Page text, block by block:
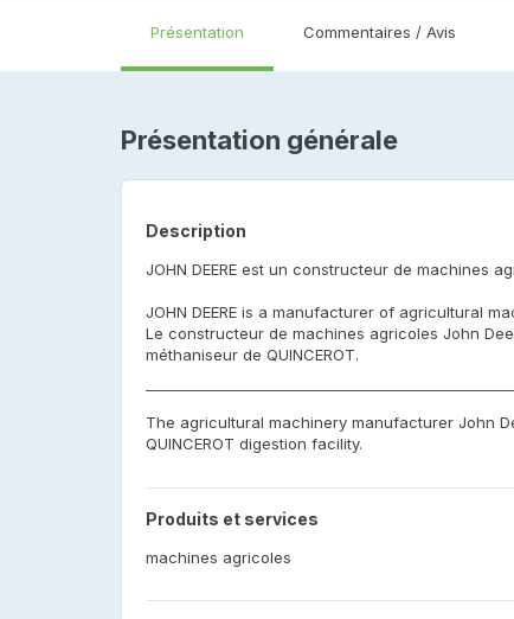
Présentation Commentaires / Avis
Présentation générale
Description
JOHN DEERE est un constructeur de machines
JOHN DEERE is a manufacturer of agricultural
Le constructeur de machines agricoles John
méthaniseur de QUINCEROT.
The agricultural machinery manufacturer John
QUINCEROT digestion facility.
Produits et services
machines agricoles